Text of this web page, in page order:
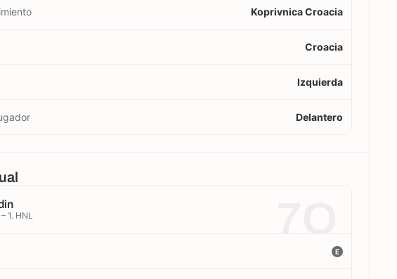
Koprivnica Croacia
Croacia
Izquierda
Delantero
1. HNL
E